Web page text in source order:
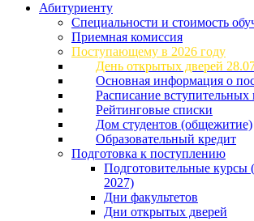
Абитуриенту
Специальности и стоимость
Приемная комиссия
Поступающему в 2026 году
День открытых дверей
Основная информация о
Расписание
Рейтинговые списки
Дом студентов (общежитие)
Образовательный кредит
Подготовка к поступлению
Подготовительные курсы
2027)
Дни факультетов
Дни открытых дверей